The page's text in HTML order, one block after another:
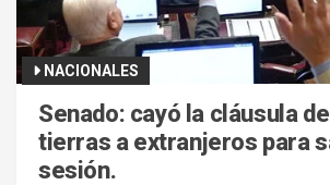
NACIONALES
Senado: cayó la cláusula
tierras a extranjeros para
sesión.